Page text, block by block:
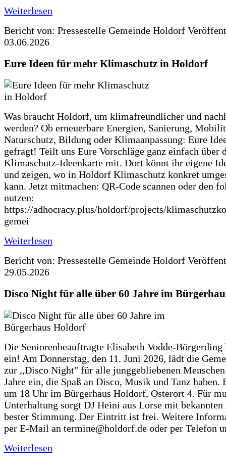
Weiterlesen
Bericht von: Pressestelle Gemeinde Holdorf
03.06.2026
Eure Ideen für mehr Klimaschutz in Holdorf
Was braucht Holdorf, um klimafreundlicher und
werden? Ob erneuerbare Energien, Sanierung,
Naturschutz, Bildung oder Klimaanpassung: Eure
gefragt! Teilt uns Eure Vorschläge ganz einfach über
Klimaschutz-Ideenkarte mit. Dort könnt ihr eigene
und zeigen, wo in Holdorf Klimaschutz konkret
kann. Jetzt mitmachen: QR-Code scannen oder den
nutzen:
https://adhocracy.plus/holdorf/projects/
gemei
Weiterlesen
Bericht von: Pressestelle Gemeinde Holdorf
29.05.2026
Disco Night für alle über 60 Jahre im
Die Seniorenbeauftragte Elisabeth Vodde-
ein! Am Donnerstag, den 11. Juni 2026, lädt die
zur ,,Disco Night" für alle junggebliebenen
Jahre ein, die Spaß an Disco, Musik und Tanz haben.
um 18 Uhr im Bürgerhaus Holdorf, Osterort 4. Für
Unterhaltung sorgt DJ Heini aus Lorse mit
bester Stimmung. Der Eintritt ist frei. Weitere
per E-Mail an termine@holdorf.de oder per Telefon
Weiterlesen